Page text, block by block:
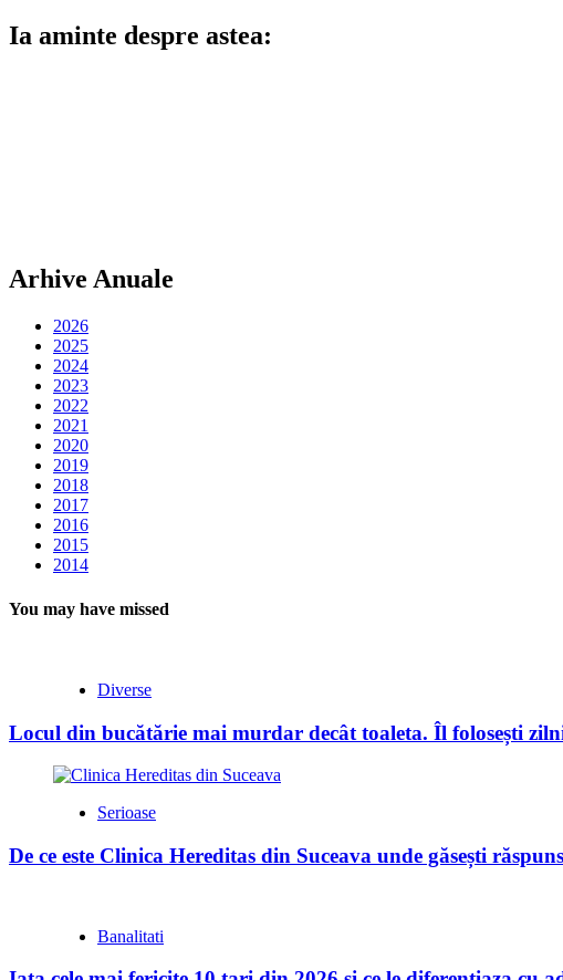
Ia aminte despre astea:
Arhive Anuale
2026
2025
2024
2023
2022
2021
2020
2019
2018
2017
2016
2015
2014
You may have missed
Diverse
Locul din bucătărie mai murdar decât toaleta. Îl folosești
Serioase
De ce este Clinica Hereditas din Suceava unde găsești
Banalitati